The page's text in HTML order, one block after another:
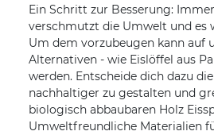
Ein Schritt zur Besserung:
verschmutzt die Umwelt und es
Um dem vorzubeugen kann auf
Alternativen - wie Eislöffel aus
werden. Entscheide dich dazu
nachhaltiger zu gestalten und
biologisch abbaubaren Holz
Umweltfreundliche Materialien